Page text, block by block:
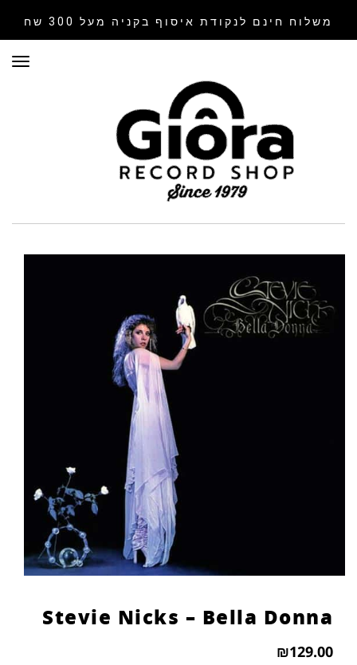
משלוח חינם לנקודת איסוף בקניה מעל 300 שח
Stevie Nicks – Bella Donna
₪129.00